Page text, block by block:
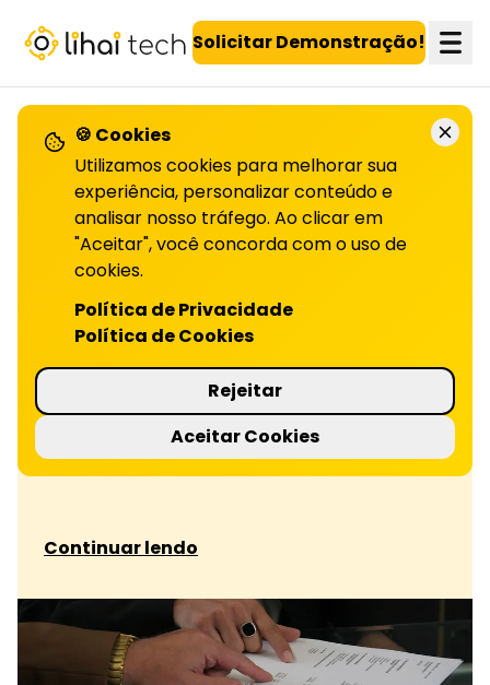
LiHai - Página inicial Solicitar Demonstração!
Confira todos os artigos!
Diferenças entre programas de
fidelidade
Programas B2B e B2C têm abordagens
diferentes. Descubra como aplicar essas
estratégias de forma eficaz para cada tipo de
cliente. Confira no artigo!
Continuar lendo
🍪 Cookies
Utilizamos cookies para melhorar sua
experiência, personalizar conteúdo e
analisar nosso tráfego. Ao clicar em
"Aceitar", você concorda com o uso de
cookies.
Política de Privacidade
Política de Cookies
Rejeitar
Aceitar Cookies